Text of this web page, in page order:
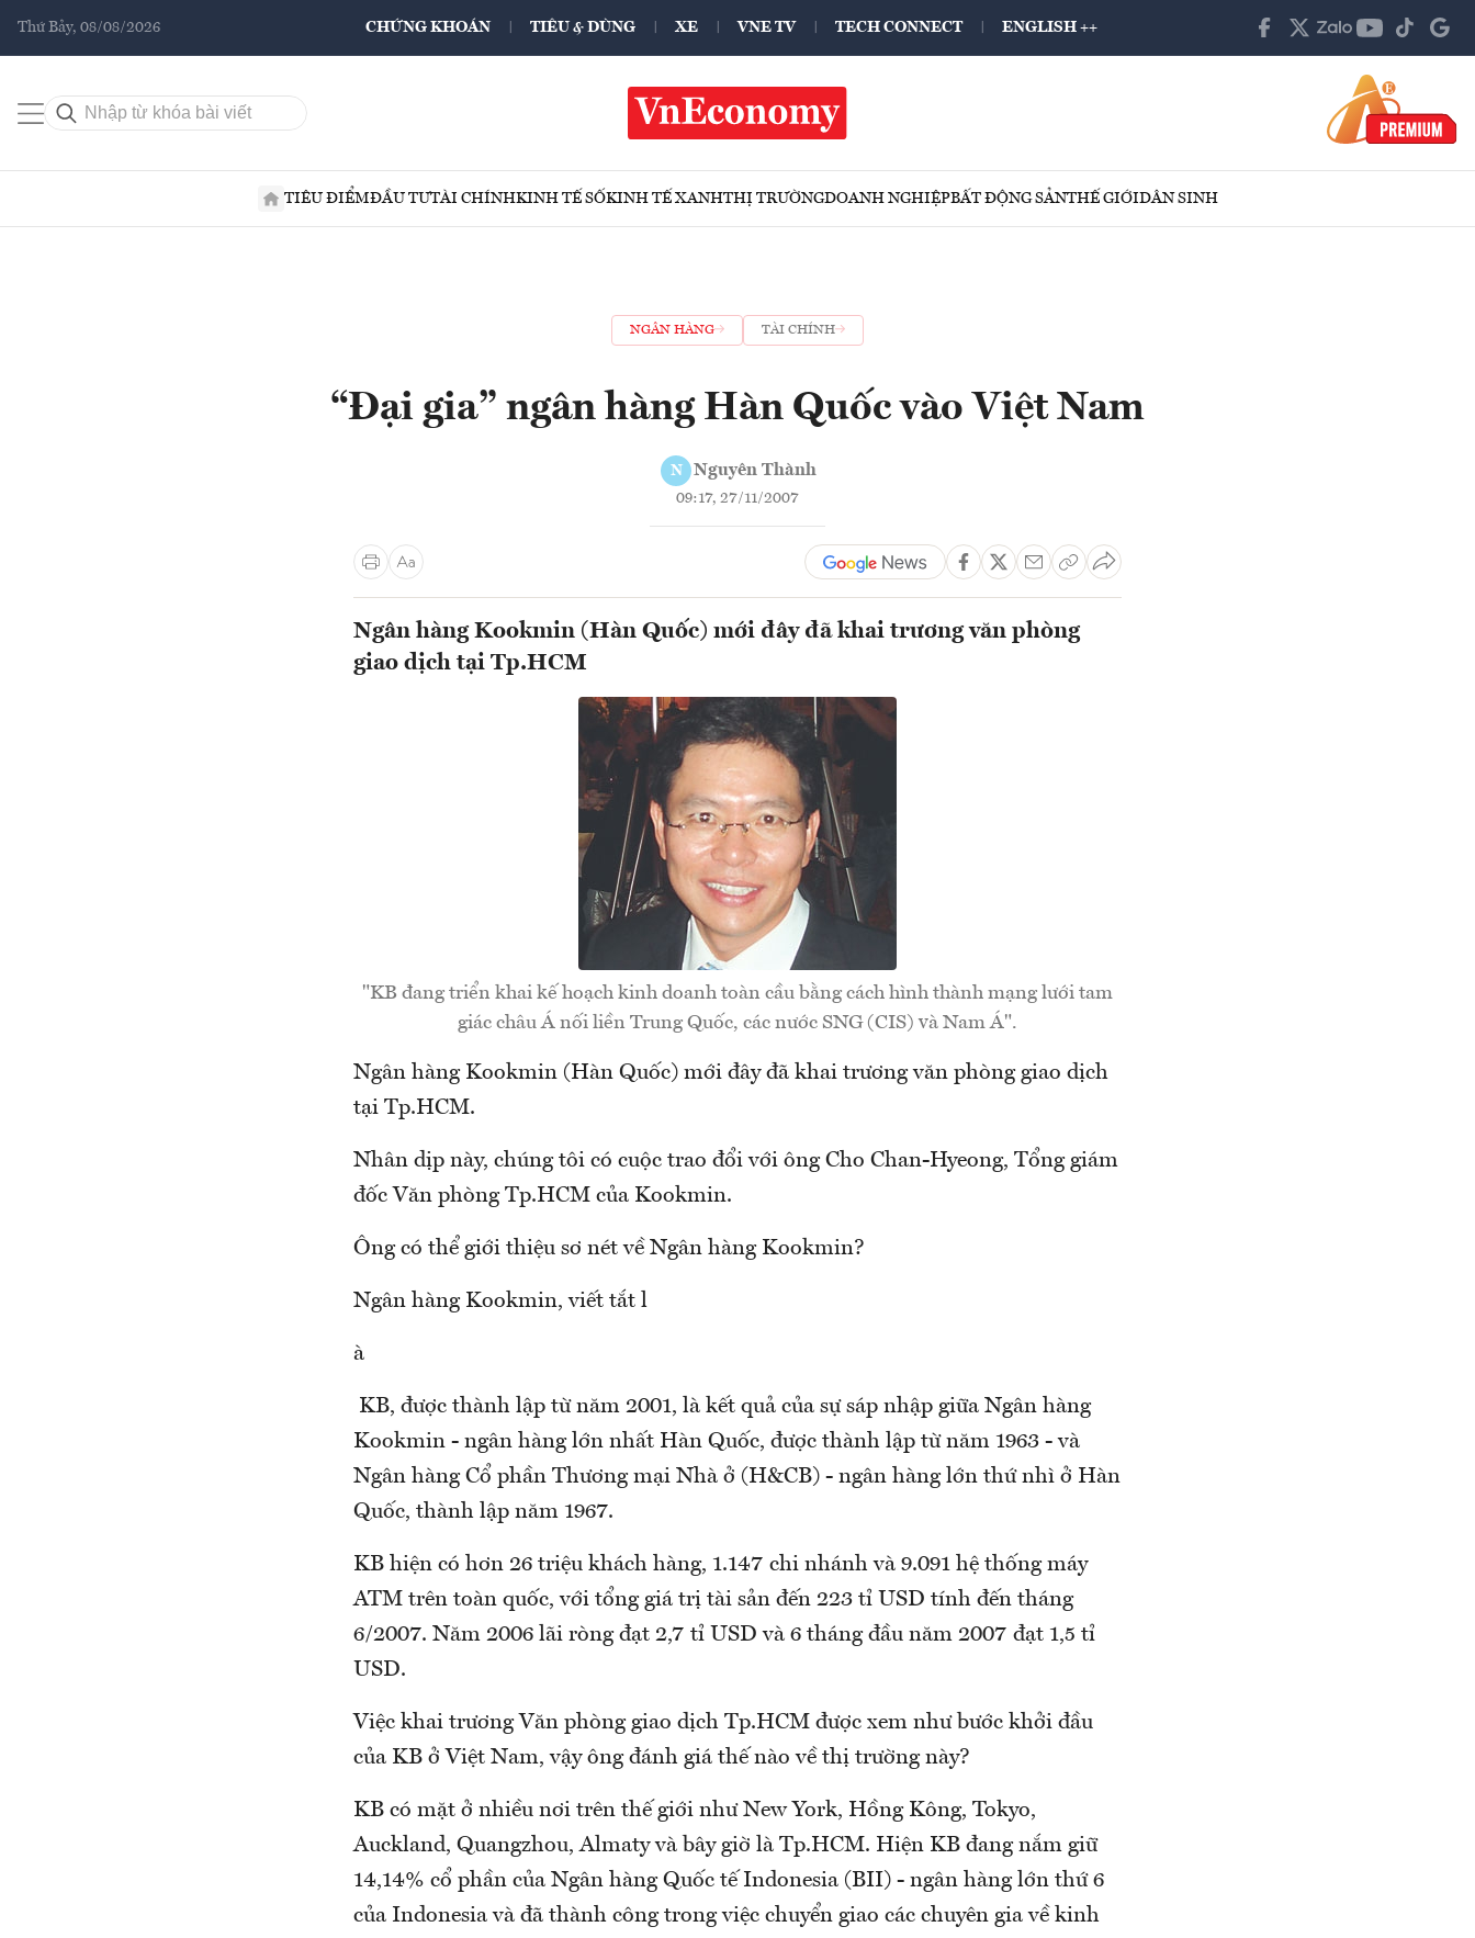
Thứ Bảy, 08/08/2026 CHỨNG KHOÁN TIÊU & DÙNG XE VNE TV TECH CONNECT ENGLISH ++
TIÊU ĐIỂMĐẦU TƯTÀI CHÍNHKINH TẾ SỐKINH TẾ XANHTHỊ TRƯỜNGDOANH NGHIỆPBẤT ĐỘNG SẢNTHẾ GIỚIDÂN SINH
NGÂN HÀNG TÀI CHÍNH
“Đại gia” ngân hàng Hàn Quốc vào Việt Nam
N Nguyên Thành
09:17, 27/11/2007
Ngân hàng Kookmin (Hàn Quốc) mới đây đã khai trương văn phòng
giao dịch tại Tp.HCM
"KB đang triển khai kế hoạch kinh doanh toàn cầu bằng cách hình thành mạng lưới tam
giác châu Á nối liền Trung Quốc, các nước SNG (CIS) và Nam Á".
Ngân hàng Kookmin (Hàn Quốc) mới đây đã khai trương văn phòng giao dịch
tại Tp.HCM.
Nhân dịp này, chúng tôi có cuộc trao đổi với ông Cho Chan-Hyeong, Tổng giám
đốc Văn phòng Tp.HCM của Kookmin.
Ông có thể giới thiệu sơ nét về Ngân hàng Kookmin?
Ngân hàng Kookmin, viết tắt l
à
KB, được thành lập từ năm 2001, là kết quả của sự sáp nhập giữa Ngân hàng
Kookmin - ngân hàng lớn nhất Hàn Quốc, được thành lập từ năm 1963 - và
Ngân hàng Cổ phần Thương mại Nhà ở (H&CB) - ngân hàng lớn thứ nhì ở Hàn
Quốc, thành lập năm 1967.
KB hiện có hơn 26 triệu khách hàng, 1.147 chi nhánh và 9.091 hệ thống máy
ATM trên toàn quốc, với tổng giá trị tài sản đến 223 tỉ USD tính đến tháng
6/2007. Năm 2006 lãi ròng đạt 2,7 tỉ USD và 6 tháng đầu năm 2007 đạt 1,5 tỉ
USD.
Việc khai trương Văn phòng giao dịch Tp.HCM được xem như bước khởi đầu
của KB ở Việt Nam, vậy ông đánh giá thế nào về thị trường này?
KB có mặt ở nhiều nơi trên thế giới như New York, Hồng Kông, Tokyo,
Auckland, Quangzhou, Almaty và bây giờ là Tp.HCM. Hiện KB đang nắm giữ
14,14% cổ phần của Ngân hàng Quốc tế Indonesia (BII) - ngân hàng lớn thứ 6
của Indonesia và đã thành công trong việc chuyển giao các chuyên gia về kinh